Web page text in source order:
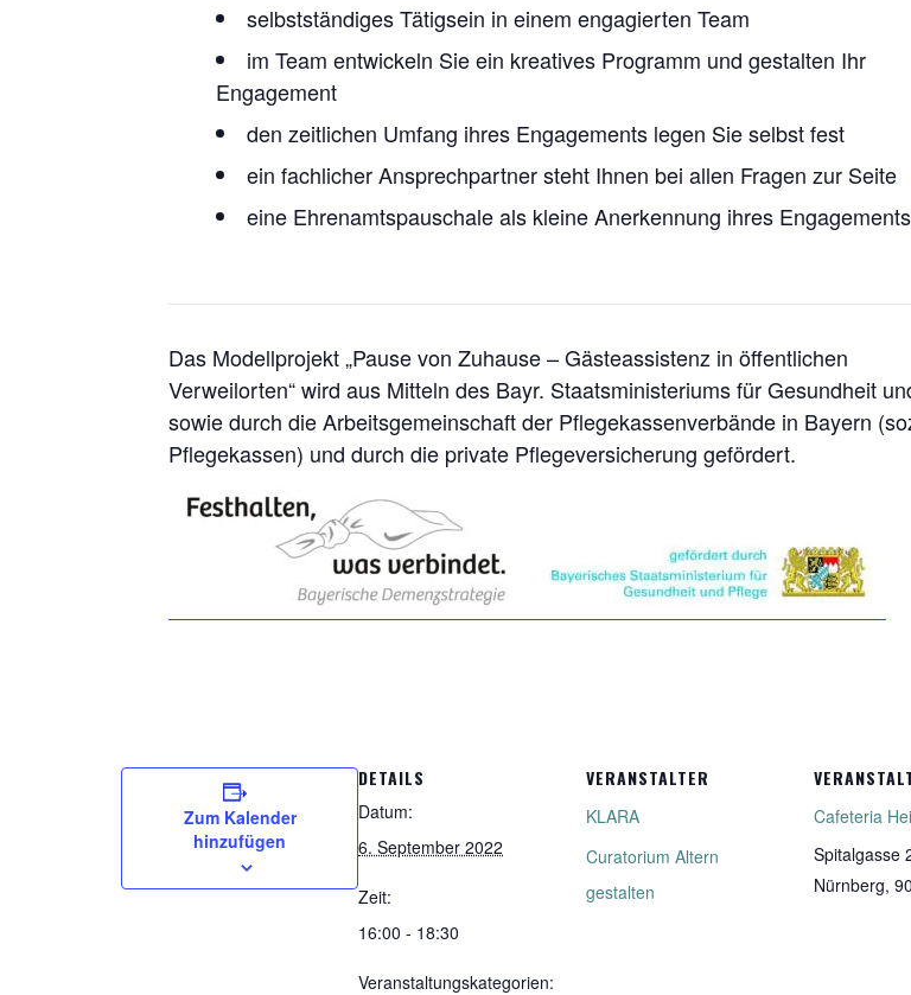
selbstständiges Tätigsein in einem engagierten Team
im Team entwickeln Sie ein kreatives Programm und gestalten Ihr
Engagement
den zeitlichen Umfang ihres Engagements legen Sie selbst fest
ein fachlicher Ansprechpartner steht Ihnen bei allen Fragen zur Seite
eine Ehrenamtspauschale als kleine Anerkennung ihres Engagements
Das Modellprojekt „Pause von Zuhause – Gästeassistenz in öffentlichen
Verweilorten“ wird aus Mitteln des Bayr. Staatsministeriums für Gesundheit
sowie durch die Arbeitsgemeinschaft der Pflegekassenverbände in Bayern
Pflegekassen) und durch die private Pflegeversicherung gefördert.
Zum Kalender
hinzufügen
DETAILS
Datum:
6. September 2022
Zeit:
16:00 - 18:30
Veranstaltungskategorien:
VERANSTALTER
KLARA
Curatorium Altern
gestalten
Cafeteria
Spitalgasse
Nürnberg,